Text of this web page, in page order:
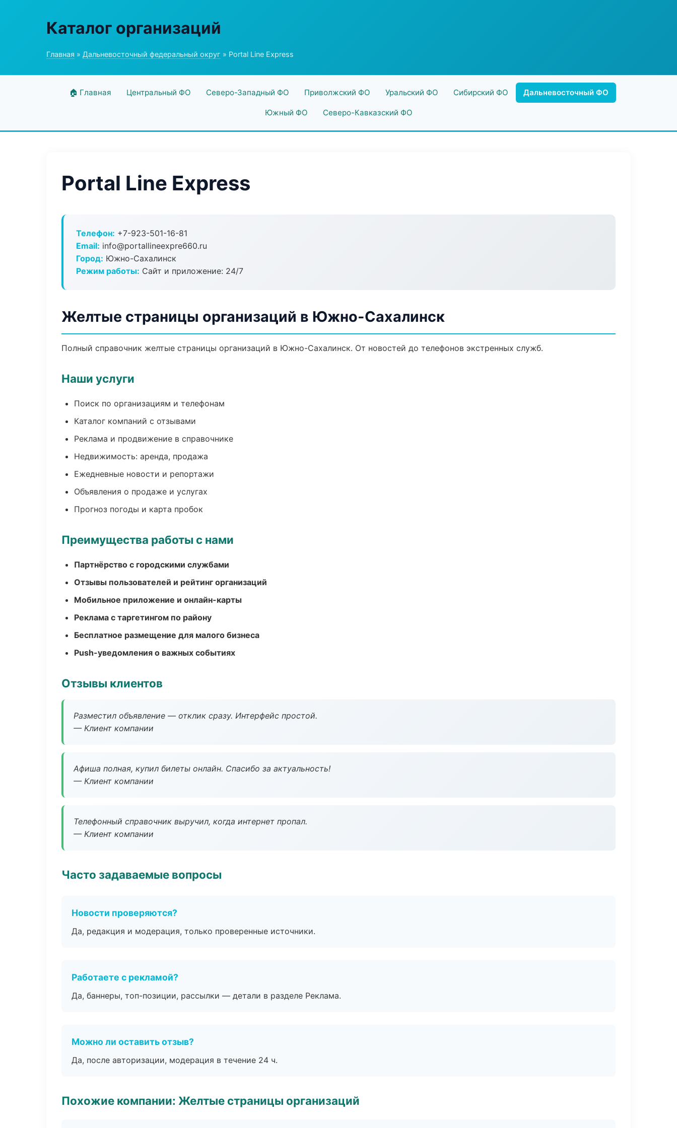
Каталог организаций
Главная » Дальневосточный федеральный округ » Portal Line Express
🏠 Главная Центральный ФО Северо-Западный ФО Приволжский ФО Уральский ФО Сибирский ФО Дальневосточный ФО
Южный ФО Северо-Кавказский ФО
Portal Line Express
Телефон: +7-923-501-16-81
Email: info@portallineexpre660.ru
Город: Южно-Сахалинск
Режим работы: Сайт и приложение: 24/7
Желтые страницы организаций в Южно-Сахалинск
Полный справочник желтые страницы организаций в Южно-Сахалинск. От новостей до телефонов экстренных служб.
Наши услуги
Поиск по организациям и телефонам
Каталог компаний с отзывами
Реклама и продвижение в справочнике
Недвижимость: аренда, продажа
Ежедневные новости и репортажи
Объявления о продаже и услугах
Прогноз погоды и карта пробок
Преимущества работы с нами
Партнёрство с городскими службами
Отзывы пользователей и рейтинг организаций
Мобильное приложение и онлайн-карты
Реклама с таргетингом по району
Бесплатное размещение для малого бизнеса
Push-уведомления о важных событиях
Отзывы клиентов
Разместил объявление — отклик сразу. Интерфейс простой.
— Клиент компании
Афиша полная, купил билеты онлайн. Спасибо за актуальность!
— Клиент компании
Телефонный справочник выручил, когда интернет пропал.
— Клиент компании
Часто задаваемые вопросы
Новости проверяются?
Да, редакция и модерация, только проверенные источники.
Работаете с рекламой?
Да, баннеры, топ-позиции, рассылки — детали в разделе Реклама.
Можно ли оставить отзыв?
Да, после авторизации, модерация в течение 24 ч.
Похожие компании: Желтые страницы организаций